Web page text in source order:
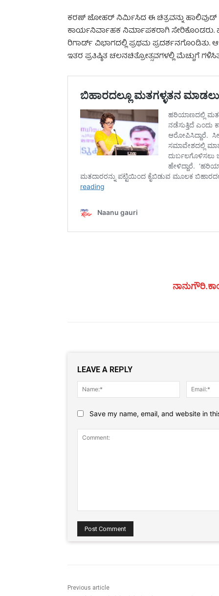
ಕರಣ್ ಜೋಹರ್ ನಿರ್ಮಿಸಿದ ಈ ಚಿತ್ರವನ್ನು ಹಾಲಿವುಡ್
ಕಾರ್ಯನಿರ್ವಾಹಕ ನಿರ್ಮಾಪಕರಾಗಿ
ರಿಗಾರ್ಡ್ ವಿಭಾಗದಲ್ಲಿ ಪ್ರಥಮ ಪ್ರದರ್ಶನಗೊಂಡಿತು.
ಇತರ ಪ್ರತಿಷ್ಠಿತ ಚಲನಚಿತ್ರೋತ್ಸವಗಳಲ್ಲಿ ಮೆಚ್ಚುಗೆ
LEAVE A REPLY
Name:*
Save my name, email, and website in
Previous article